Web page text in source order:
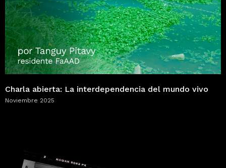
Charla abierta: La interdependencia del mundo vivo
Noviembre 2025